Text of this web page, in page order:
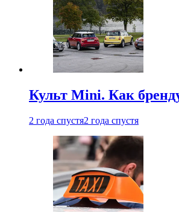
Культ Mini. Как
2 года спустя2 года спустя